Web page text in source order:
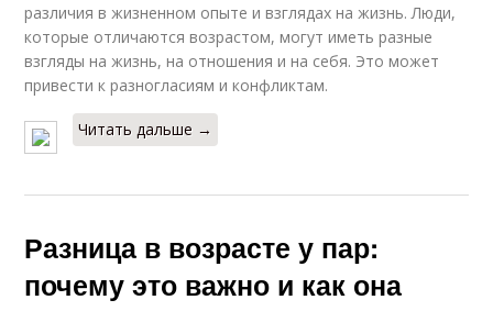
различия в жизненном опыте и взглядах на жизнь. Люди,
которые отличаются возрастом, могут иметь разные
взгляды на жизнь, на отношения и на себя. Это может
привести к разногласиям и конфликтам.
Читать дальше →
Разница в возрасте у пар:
почему это важно и как она